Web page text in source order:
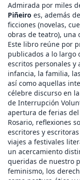
Admirada por miles
Piñeiro es, además
ficciones (novelas,
obras de teatro), una
Este libro reúne por
publicados a lo largo
escritos personales y
infancia, la familia,
así como aquellas
célebre discurso en
de Interrupción
apertura de ferias
Rosario, reflexiones
escritores y
viajes a festivales
un acercamiento
queridas de nuestro
feminismo, los